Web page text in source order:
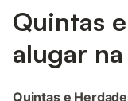
Quintas
alugar
Quintas e